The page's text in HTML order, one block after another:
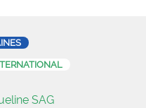
SAG